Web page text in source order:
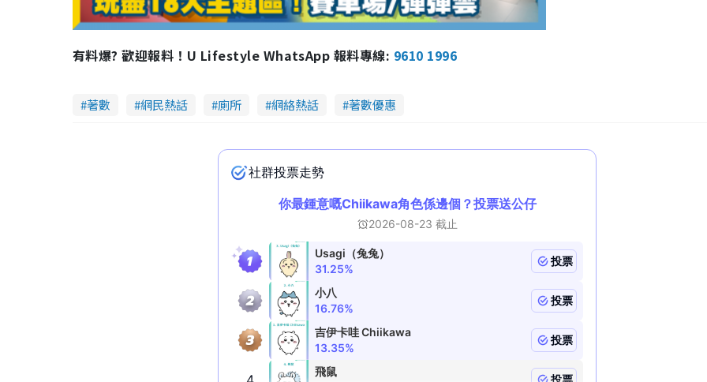
y
V
e
o
有料爆? 歡迎報料！U Lifestyle WhatsApp 報料專線: 9610 1996
著數 網民熱話 廁所 網絡熱話 著數優惠